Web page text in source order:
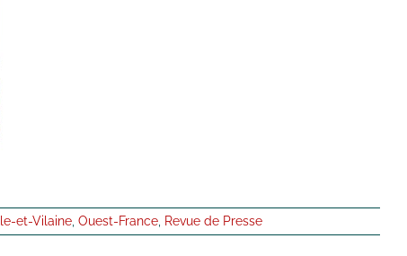
Ille-et-Vilaine Ouest-France Revue de Presse